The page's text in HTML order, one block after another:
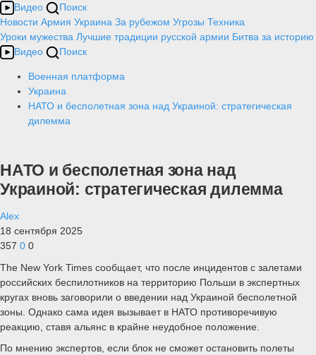
Видео
Поиск
Новости Армия Украина За рубежом Угрозы Техника
Уроки мужества Лучшие традиции русской армии Битва за историю
Видео
Поиск
Военная платформа
Украина
НАТО и бесполетная зона над Украиной: стратегическая
дилемма
НАТО и бесполетная зона над
Украиной: стратегическая дилемма
Alex
18 сентября 2025
357 0 0
The New York Times сообщает, что после инцидентов с залетами
российских беспилотников на территорию Польши в экспертных
кругах вновь заговорили о введении над Украиной бесполетной
зоны. Однако сама идея вызывает в НАТО противоречивую
реакцию, ставя альянс в крайне неудобное положение.
По мнению экспертов, если блок не сможет остановить полеты